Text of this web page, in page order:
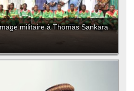
militaire à Thomas Sankara